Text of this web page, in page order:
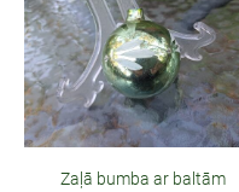
Zaļā bumba ar baltām